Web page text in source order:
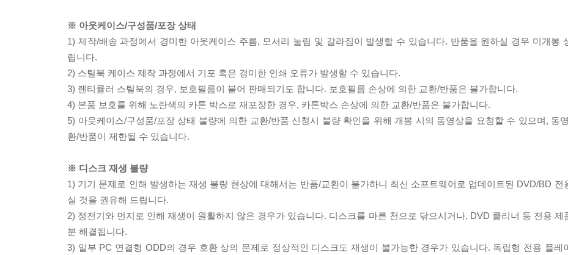
※ 아웃케이스/구성품/포장 상태
1) 제작/배송 과정에서 경미한 아웃케이스 주름, 모서리 눌림 및 갈라짐이 발생할 수 있습니다. 반품을 원하실 경우 미개봉
립니다.
2) 스틸북 케이스 제작 과정에서 기포 혹은 경미한 인쇄 오류가 발생할 수 있습니다.
3) 렌티큘러 스틸북의 경우, 보호필름이 붙어 판매되기도 합니다. 보호필름 손상에 의한 교환/반품은 불가합니다.
4) 본품 보호를 위해 노란색의 카톤 박스로 재포장한 경우, 카톤박스 손상에 의한 교환/반품은 불가합니다.
5) 아웃케이스/구성품/포장 상태 불량에 의한 교환/반품 신청시 불량 확인을 위해 개봉 시의 동영상을 요청할 수 있으며, 동
환/반품이 제한될 수 있습니다.
※ 디스크 재생 불량
1) 기기 문제로 인해 발생하는 재생 불량 현상에 대해서는 반품/교환이 불가하니 최신 소프트웨어로 업데이트된 DVD/BD 전
실 것을 권유해 드립니다.
2) 정전기와 먼지로 인해 재생이 원활하지 않은 경우가 있습니다. 디스크를 마른 천으로 닦으시거나, DVD 클리너 등 전용 제
분 해결됩니다.
3) 일부 PC 연결형 ODD의 경우 호환 상의 문제로 정상적인 디스크도 재생이 불가능한 경우가 있습니다. 독립형 전용 플레